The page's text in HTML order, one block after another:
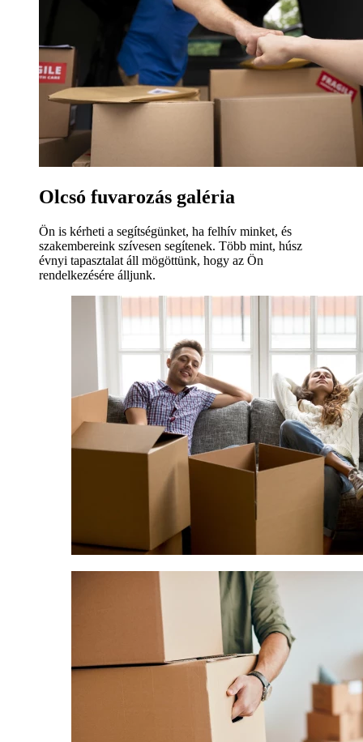
Olcsó fuvarozás galéria
Ön is kérheti a segítségünket, ha felhív minket, és
szakembereink szívesen segítenek. Több mint, húsz
évnyi tapasztalat áll mögöttünk, hogy az Ön
rendelkezésére álljunk.